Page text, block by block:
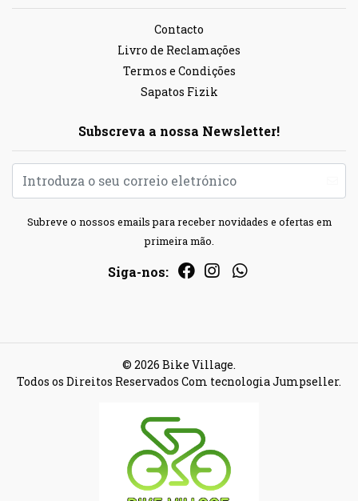
Contacto
Livro de Reclamações
Termos e Condições
Sapatos Fizik
Subscreva a nossa Newsletter!
Subreve o nossos emails para receber novidades e ofertas em
primeira mão.
Siga-nos:
© 2026 Bike Village.
Todos os Direitos Reservados Com tecnologia Jumpseller.